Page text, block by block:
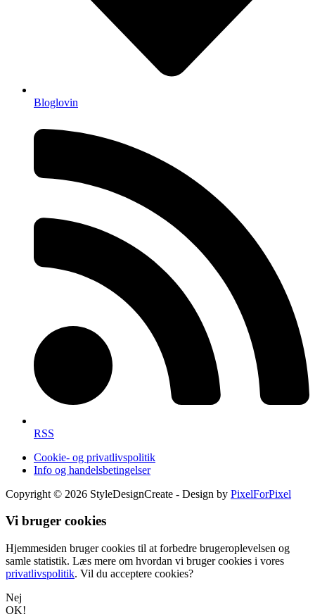
Bloglovin
RSS
Cookie- og privatlivspolitik
Info og handelsbetingelser
Copyright © 2026 StyleDesignCreate - Design by PixelForPixel
Vi bruger cookies
Hjemmesiden bruger cookies til at forbedre brugeroplevelsen og
samle statistik. Læs mere om hvordan vi bruger cookies i vores
privatlivspolitik. Vil du acceptere cookies?
Nej
OK!